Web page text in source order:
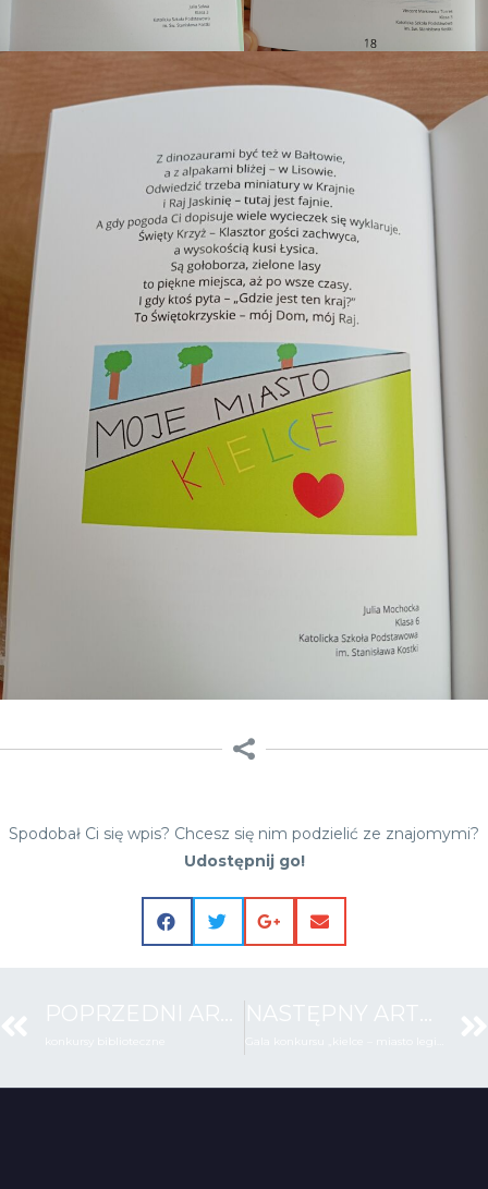
Spodobał Ci się wpis? Chcesz się nim podzielić ze znajomymi?
Udostępnij go!